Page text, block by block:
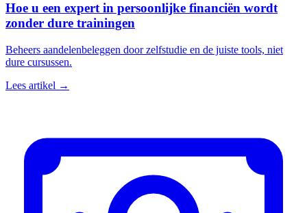
Hoe u een expert in persoonlijke financiën wordt
zonder dure trainingen
Beheers aandelenbeleggen door zelfstudie en de juiste tools, niet
dure cursussen.
Lees artikel →